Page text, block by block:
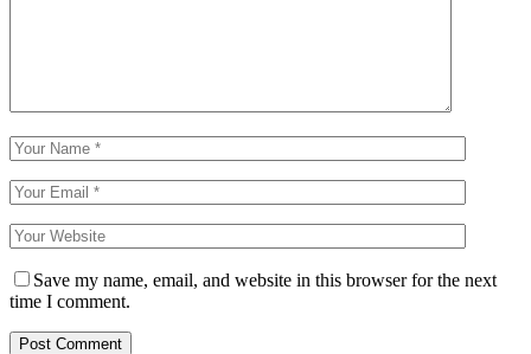
Save my name, email, and website in this browser for the next
time I comment.